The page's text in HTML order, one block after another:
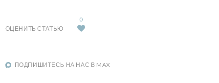
ОЦЕНИТЬ СТАТЬЮ
0
ПОДПИШИТЕСЬ НА НАС В MAX